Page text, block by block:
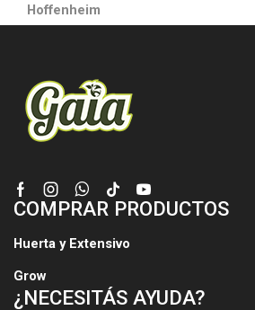
Hoffenheim
Facebook
Instagram
Whatsapp
Tik- Youtube
COMPRAR PRODUCTOS
Huerta y Extensivo
Grow
¿NECESITÁS AYUDA?